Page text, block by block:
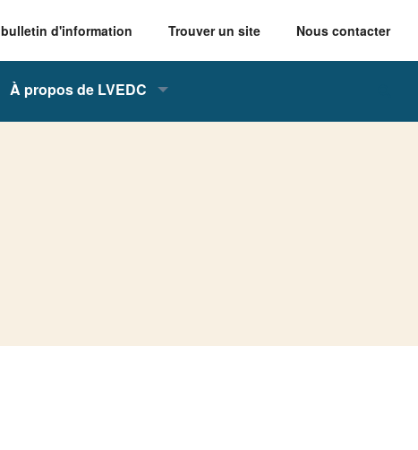
d'information Trouver un site Nous contacter
À propos de LVEDC